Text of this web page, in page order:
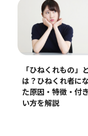
「ひねくれもの」と
は？ひねくれ者に
た原因・特徴・付
い方を解説